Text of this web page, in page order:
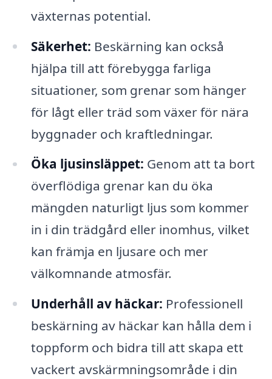
växternas potential.
Säkerhet: Beskärning kan också
hjälpa till att förebygga farliga
situationer, som grenar som hänger
för lågt eller träd som växer för nära
byggnader och kraftledningar.
Öka ljusinsläppet: Genom att ta bort
överflödiga grenar kan du öka
mängden naturligt ljus som kommer
in i din trädgård eller inomhus, vilket
kan främja en ljusare och mer
välkomnande atmosfär.
Underhåll av häckar: Professionell
beskärning av häckar kan hålla dem i
toppform och bidra till att skapa ett
vackert avskärmningsområde i din